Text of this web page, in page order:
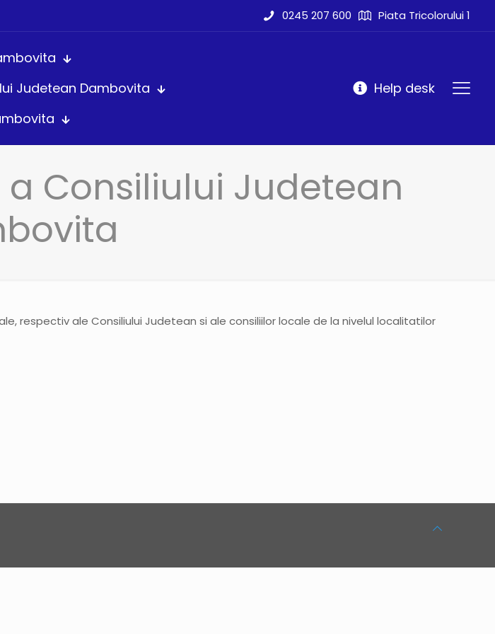
0245 207 600 Piata Tricolorului 1
Judetean Dambovita
Help desk
Consiliului Judetean
ale Consiliului Judetean si ale consiliilor locale de la nivelul localitatilor